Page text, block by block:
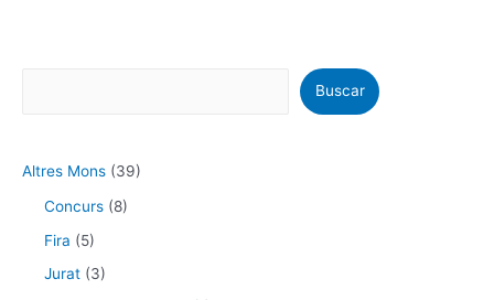
Buscar
Altres Mons (39)
Concurs (8)
Fira (5)
Jurat (3)